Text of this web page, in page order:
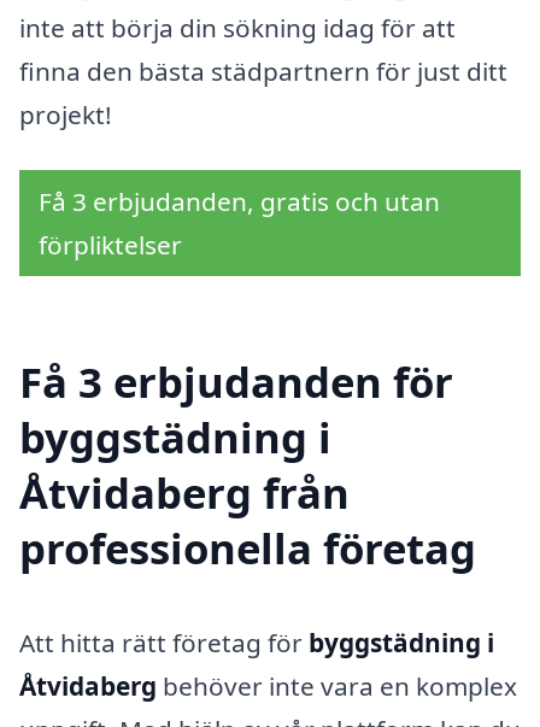
inte att börja din sökning idag för att
finna den bästa städpartnern för just ditt
projekt!
Få 3 erbjudanden, gratis och utan
förpliktelser
Få 3 erbjudanden för
byggstädning i
Åtvidaberg från
professionella företag
Att hitta rätt företag för byggstädning i
Åtvidaberg behöver inte vara en komplex